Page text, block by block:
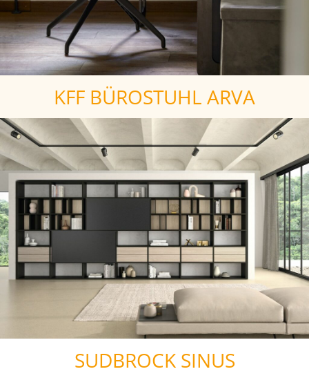
KFF BÜROSTUHL ARVA
SUDBROCK SINUS